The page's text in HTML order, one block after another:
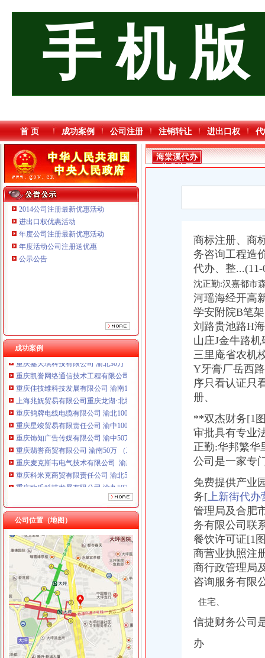
手 机 版
首 页 成功案例 公司注册 注销转让 进出口权
2014公司注册最新优惠活动
进出口权优惠活动
年度公司注册最新优惠活动
年度活动公司注册送优惠
公示公告
成功案例
重庆鸽牌电线电缆有限公司 渝北10010万 (进出口权)
重庆科米克商贸有限责任公司 渝北50万 （工商注册）
重庆欧氏科技发展有限公司 渝九50万 （进出口权）
重庆嘉天琪科技有限公司 渝北30万 （工商注册）
重庆凯誉网络通信技术工程有限公司 渝中300万 （工商变更）
重庆佳技维科技发展有限公司 渝南100万 （进出口权）
上海兆妩贸易有限公司重庆龙湖·北城天街分公司 （工商注册）
重庆鸽牌电线电缆有限公司 渝北10010万 (进出口权)
重庆星竣贸易有限责任公司 渝中100万 （进出口权）
重庆饰知广告传媒有限公司 渝中50万 （工商注册）
重庆翡誉商贸有限公司 渝南50万 （工商注册）
重庆麦克斯韦电气技术有限公司 渝新 （工商注册）
重庆科米克商贸有限责任公司 渝北50万 （工商注册）
重庆欧氏科技发展有限公司 渝九50万 （进出口权）
重庆嘉天琪科技有限公司 渝北30万 （工商注册）
重庆凯誉网络通信技术工程有限公司 渝中300万 （工商变更）
重庆佳技维科技发展有限公司 渝南100万 （进出口权）
上海兆妩贸易有限公司重庆龙湖·北城天街分公司 （工商注册）
公司位置（地图）
海棠溪代办营业执照
重庆求谷科技有限公司
重庆墨泽文化播有限公司_工商信息_电话_地址_信用信息_财务信息
武昌区公司注册|代理注册|公司代办_武汉企业注册代理服务中心
重庆长航汽车服务有限公司_【信用信息_诉讼信息_财务信息_注册信息
【重庆海棠溪其他商务服务信息】-重庆赶集网
海棠溪代办
营业执照
商标注册、商
务咨询工程造
代办、整
沈正勤:汉嘉都市
河瑶海经开高
学安附院B笔
刘路贵池路H
山庄J金牛路
三里庵省农机
Y牙膏厂岳西
序只看认证只
册、
**双杰财务[1
审批具有专业
正勤:华邦繁华
公司是一家专
免费提供产业
务[上新街代办
管理局及合肥
务有限公司联
餐饮许可证[1
商营业执照注
商行政管理局
咨询服务有限
住宅、
信捷财务公司
办